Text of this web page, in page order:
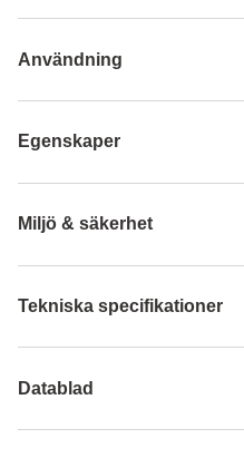
Användning
Egenskaper
Miljö & säkerhet
Tekniska specifikationer
Datablad